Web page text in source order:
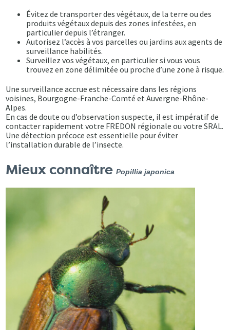
Évitez de transporter des végétaux, de la terre ou des
produits végétaux depuis des zones infestées, en
particulier depuis l’étranger.
Autorisez l’accès à vos parcelles ou jardins aux agents de
surveillance habilités.
Surveillez vos végétaux, en particulier si vous vous
trouvez en zone délimitée ou proche d’une zone à risque.
Une surveillance accrue est nécessaire dans les régions
voisines, Bourgogne-Franche-Comté et Auvergne-Rhône-
Alpes.
En cas de doute ou d’observation suspecte, il est impératif de
contacter rapidement votre FREDON régionale ou votre SRAL.
Une détection précoce est essentielle pour éviter
l’installation durable de l’insecte.
Mieux connaîtrePopillia japonica